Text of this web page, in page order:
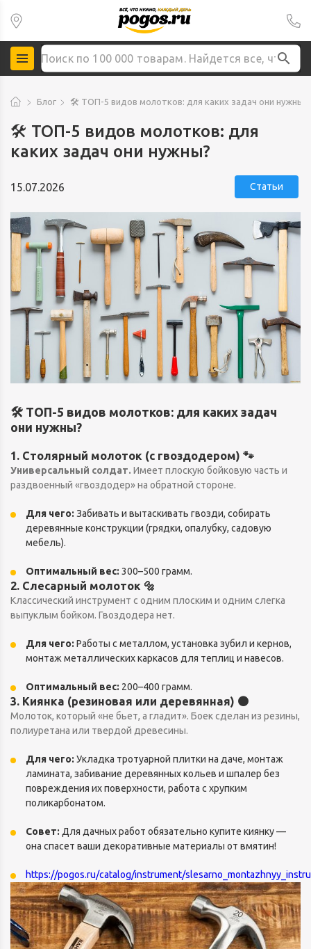
Блог 🛠 ТОП-5 видов молотков: для каких задач они нужны?
🛠 ТОП-5 видов молотков: для
каких задач они нужны?
15.07.2026 Статьи
🛠 ТОП-5 видов молотков: для каких задач
они нужны?
1. Столярный молоток (с гвоздодером) 🐾
Универсальный солдат. Имеет плоскую бойковую часть и
раздвоенный «гвоздодер» на обратной стороне.
Для чего: Забивать и вытаскивать гвозди, собирать
деревянные конструкции (грядки, опалубку, садовую
мебель).
Оптимальный вес: 300–500 грамм.
2. Слесарный молоток 🔩
Классический инструмент с одним плоским и одним слегка
выпуклым бойком. Гвоздодера нет.
Для чего: Работы с металлом, установка зубил и кернов,
монтаж металлических каркасов для теплиц и навесов.
Оптимальный вес: 200–400 грамм.
3. Киянка (резиновая или деревянная) 🟤
Молоток, который «не бьет, а гладит». Боек сделан из резины,
полиуретана или твердой древесины.
Для чего: Укладка тротуарной плитки на даче, монтаж
ламината, забивание деревянных кольев и шпалер без
повреждения их поверхности, работа с хрупким
поликарбонатом.
Совет: Для дачных работ обязательно купите киянку —
она спасет ваши декоративные материалы от вмятин!
https://pogos.ru/catalog/instrument/